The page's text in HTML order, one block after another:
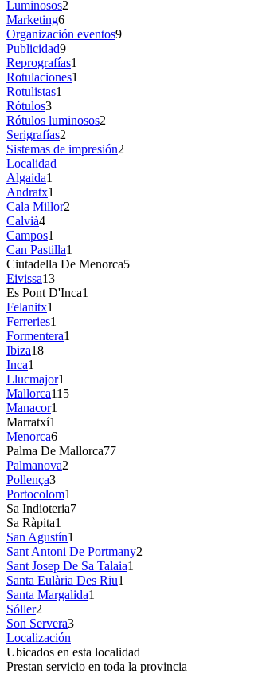
Luminosos2
Marketing6
Organización eventos9
Publicidad9
Reprografías1
Rotulaciones1
Rotulistas1
Rótulos3
Rótulos luminosos2
Serigrafías2
Sistemas de impresión2
Localidad
Algaida1
Andratx1
Cala Millor2
Calvià4
Campos1
Can Pastilla1
Ciutadella De Menorca5
Eivissa13
Es Pont D'Inca1
Felanitx1
Ferreries1
Formentera1
Ibiza18
Inca1
Llucmajor1
Mallorca115
Manacor1
Marratxí1
Menorca6
Palma De Mallorca77
Palmanova2
Pollença3
Portocolom1
Sa Indioteria7
Sa Ràpita1
San Agustín1
Sant Antoni De Portmany2
Sant Josep De Sa Talaia1
Santa Eulària Des Riu1
Santa Margalida1
Sóller2
Son Servera3
Localización
Ubicados en esta localidad
Prestan servicio en toda la provincia